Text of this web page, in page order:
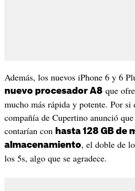
Además, los nuevos iPhone 6 y 6
nuevo procesador A8que
mucho más rápida y potente. Por si
compañía de Cupertino anunció
contarían con hasta 128 GB de
almacenamiento, el doble de
los 5s, algo que se agradece.